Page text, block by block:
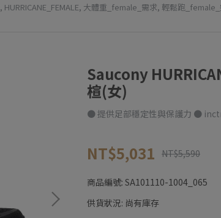
, HURRICANE_FEMALE, 大體重_female_需求, 輕鬆跑
Saucony
楦(女)
● 提供足部穩定性與保護力 ●
NT$5,031 NT$5,590
商品編號: SA101110-1004_065
供貨狀況: 尚有庫存